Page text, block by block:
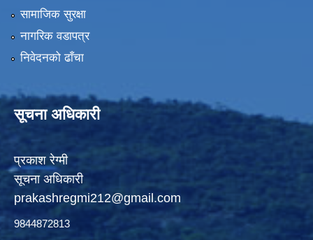
सामाजिक सुरक्षा
नागरिक वडापत्र
निवेदनको ढाँचा
सूचना अधिकारी
प्रकाश रेग्मी
सूचना अधिकारी
prakashregmi212@gmail.com
9844872813